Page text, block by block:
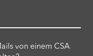
von einem CSA